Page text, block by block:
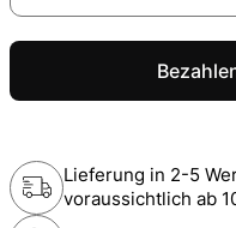
Lieferung in 2-5
voraussichtlich ab